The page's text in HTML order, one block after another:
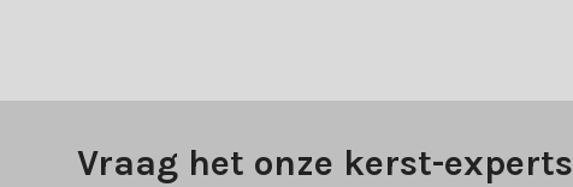
Vraag het onze kerst-experts